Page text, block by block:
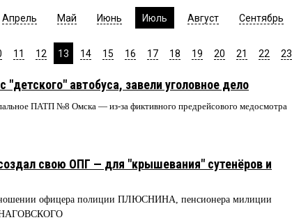
Апрель Май Июнь Июль Август Сентябрь
11 12 13 14 15 16 17 18 19 20 21 22 23
"детского" автобуса, завели уголовное дело
ПАТП №8 Омска — из-за фиктивного предрейсового медосмотра
свою ОПГ — для "крышевания" сутенёров и
офицера полиции ПЛЮСНИНА, пенсионера милиции